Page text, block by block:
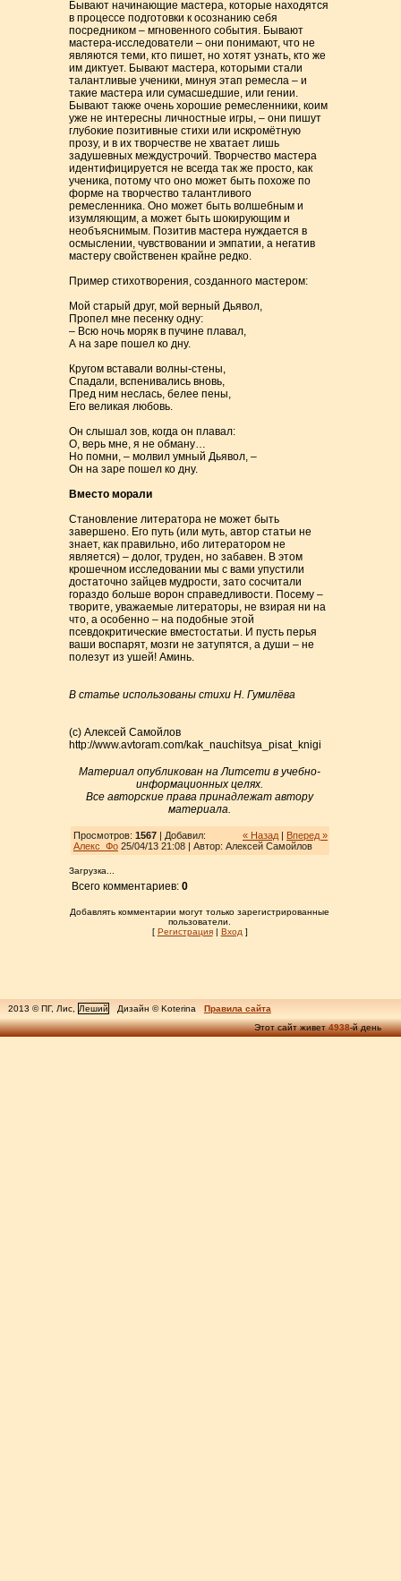
Бывают начинающие мастера, которые находятся
в процессе подготовки к осознанию себя
посредником – мгновенного события. Бывают
мастера-исследователи – они понимают, что не
являются теми, кто пишет, но хотят узнать, кто же
им диктует. Бывают мастера, которыми стали
талантливые ученики, минуя этап ремесла – и
такие мастера или сумасшедшие, или гении.
Бывают также очень хорошие ремесленники, коим
уже не интересны личностные игры, – они пишут
глубокие позитивные стихи или искромётную
прозу, и в их творчестве не хватает лишь
задушевных междустрочий. Творчество мастера
идентифицируется не всегда так же просто, как
ученика, потому что оно может быть похоже по
форме на творчество талантливого
ремесленника. Оно может быть волшебным и
изумляющим, а может быть шокирующим и
необъяснимым. Позитив мастера нуждается в
осмыслении, чувствовании и эмпатии, а негатив
мастеру свойственен крайне редко.
Пример стихотворения, созданного мастером:
Мой старый друг, мой верный Дьявол,
Пропел мне песенку одну:
– Всю ночь моряк в пучине плавал,
А на заре пошел ко дну.
Кругом вставали волны-стены,
Спадали, вспенивались вновь,
Пред ним неслась, белее пены,
Его великая любовь.
Он слышал зов, когда он плавал:
О, верь мне, я не обману…
Но помни, – молвил умный Дьявол, –
Он на заре пошел ко дну.
Вместо морали
Становление литератора не может быть
завершено. Его путь (или муть, автор статьи не
знает, как правильно, ибо литератором не
является) – долог, труден, но забавен. В этом
крошечном исследовании мы с вами упустили
достаточно зайцев мудрости, зато сосчитали
гораздо больше ворон справедливости. Посему –
творите, уважаемые литераторы, не взирая ни на
что, а особенно – на подобные этой
псевдокритические вместостатьи. И пусть перья
ваши воспарят, мозги не затупятся, а души – не
полезут из ушей! Аминь.
В статье использованы стихи Н. Гумилёва
(c) Алексей Самойлов
http://www.avtoram.com/kak_nauchitsya_pisat_knigi
Материал опубликован на Литсети в учебно-
информационных целях.
Все авторские права принадлежат автору
материала.
« Назад | Вперед »
Просмотров: 1567| Добавил:
Алекс_Фо25/04/13 21:08 | Автор: Алексей Самойлов
Загрузка...
Всего комментариев:0
Добавлять комментарии могут только зарегистрированные
пользователи.
[ Регистрация| Вход ]
2013 © ПГ, Лис, Леший Дизайн © Koterina
Правила сайта
Этот сайт живет4938-й день